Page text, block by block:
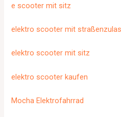
e scooter mit sitz
elektro scooter mit
elektro scooter mit sitz
elektro scooter kaufen
Mocha Elektrofahrrad